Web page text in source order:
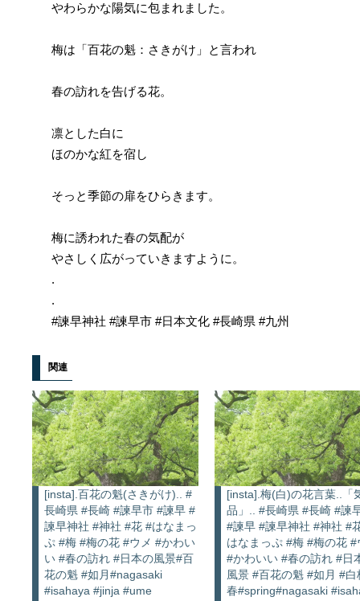
やわらかな陽気に包まれました。
梅は「百花の魁：さきがけ」と言われ
春の訪れを告げる花。
凛とした白に
ほのかな紅を宿し
そっと季節の扉をひらきます。
梅に誘われた春の気配が
やさしく広がっていきますように。
.
.
#諫早神社 #諫早市 #日本文化 #長崎県 #九州
関連
[insta].百花の魁(さきがけ).. #
長崎県 #長崎 #諫早市 #諫早 #
諫早神社 #神社 #花 #はなまっ
ぷ #梅 #梅の花 #ウメ #かわい
い #春の訪れ #日本の風景#百
花の魁 #如月#nagasaki
#isahaya #jinja #ume
[insta].梅(白)の花言葉..「
品」.. #長崎県 #長崎 #諫
#諫早 #諫早神社 #神社 #
はなまっぷ #梅 #梅の花 #
#かわいい #春の訪れ #日
風景 #百花の魁 #如月 #白
春#spring#nagasaki